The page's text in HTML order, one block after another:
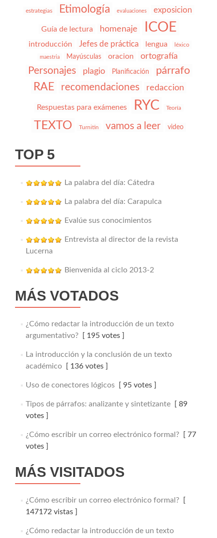
estrategias Etimología evaluaciones exposicion
Guía de lectura homenaje ICOE
introducción Jefes de práctica lengua léxico
maestria Mayúsculas oracion ortografía
Personajes plagio Planificación párrafo
RAE recomendaciones redaccion
Respuestas para exámenes RYC Teoría
TEXTO Turnitin vamos a leer video
TOP 5
La palabra del día: Cátedra
La palabra del día: Carapulca
Evalúe sus conocimientos
Entrevista al director de la revista
Lucerna
Bienvenida al ciclo 2013-2
MÁS VOTADOS
¿Cómo redactar la introducción de un texto
argumentativo?[ 195 votes ]
La introducción y la conclusión de un texto
académico[ 136 votes ]
Uso de conectores lógicos[ 95 votes ]
Tipos de párrafos: analizante y sintetizante[ 89
votes ]
¿Cómo escribir un correo electrónico formal?[ 77
votes ]
MÁS VISITADOS
¿Cómo escribir un correo electrónico formal?[
147172 vistas ]
¿Cómo redactar la introducción de un texto